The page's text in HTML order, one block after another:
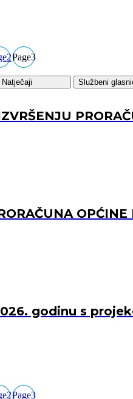
2Page3
Natječaji Službeni
godinu s
2Page3